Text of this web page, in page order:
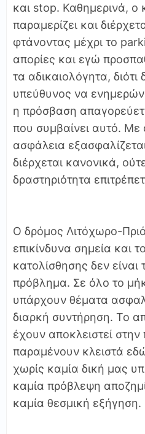
και stop. Καθημερινά, ο
παραμερίζει και
φτάνοντας μέχρι το
απορίες και εγώ
τα αδικαιολόγητα,
υπεύθυνος να
η πρόσβαση
που συμβαίνει αυτό. Με
ασφάλεια
διέρχεται κανονικά,
δραστηριότητα
Ο δρόμος Λιτόχωρο-
επικίνδυνα σημεία και
κατολίσθησης δεν είναι
πρόβλημα. Σε όλο το
υπάρχουν θέματα
διαρκή συντήρηση. Το
έχουν αποκλειστεί
παραμένουν κλειστά
χωρίς καμία δική μας
καμία πρόβλεψη
καμία θεσμική εξήγηση.